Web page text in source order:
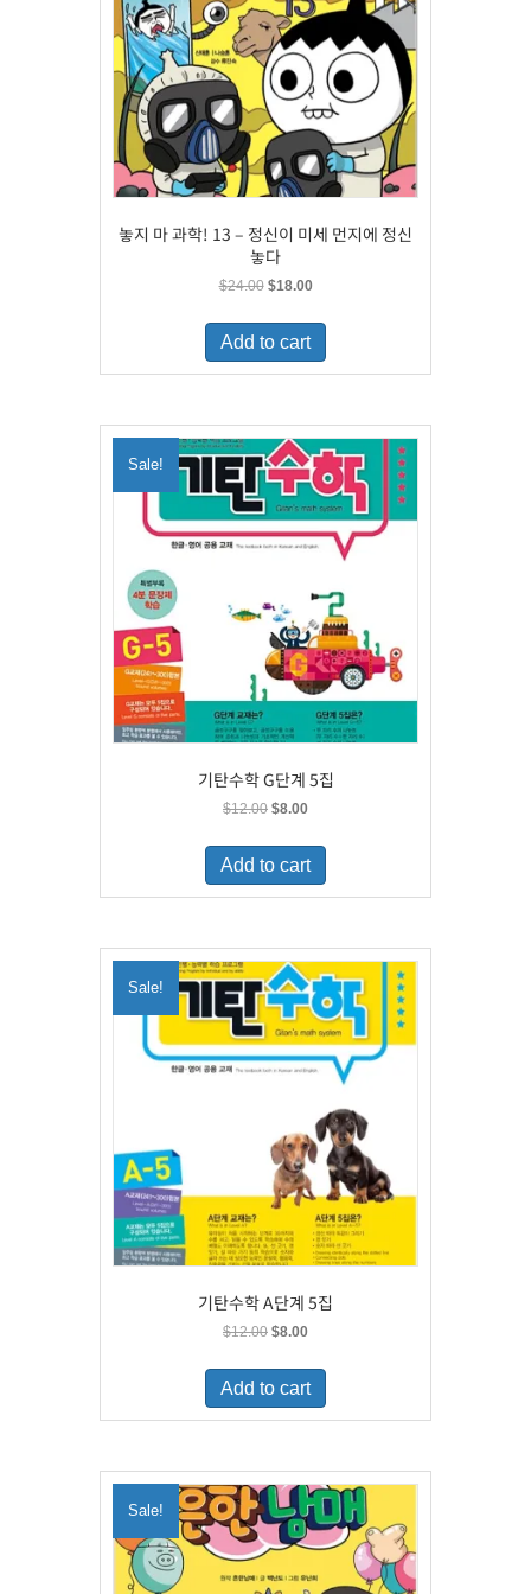
놓지 마 과학! 13 – 정신이 미세 먼지에 정신
놓다
$24.00 Original
was:
$24.00.
$18.00Current
is:
$18.00.
Add to cart
Sale!
기탄수학 G단계 5집
$12.00 Original
was:
$12.00.
$8.00Current
is:
$8.00.
Add to cart
Sale!
기탄수학 A단계 5집
$12.00 Original
was:
$12.00.
$8.00Current
is:
$8.00.
Add to cart
Sale!